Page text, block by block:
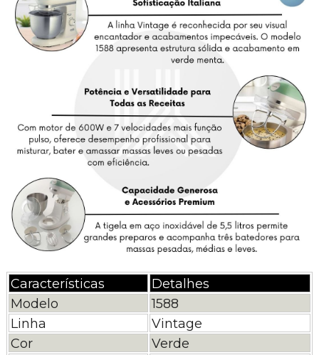
Características
Detalhes
Modelo
1588
Linha
Vintage
Cor
Verde